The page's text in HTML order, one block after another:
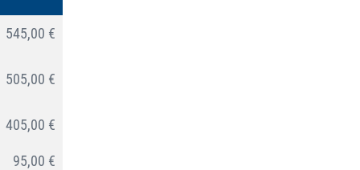
545,00 €
505,00 €
405,00 €
95,00 €